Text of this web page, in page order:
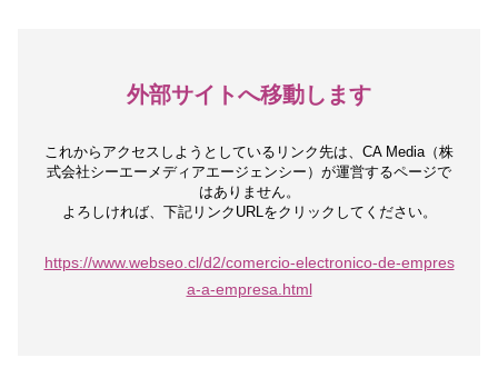
外部サイトへ移動します
これからアクセスしようとしているリンク先は、 CA Media（株
式会社シーエーメディアエージェンシー）が運営するページで
はありません。
よろしければ、下記リンクURLをクリックしてください。
https://www.webseo.cl/d2/comercio-electronico-de-empres
a-a-empresa.html